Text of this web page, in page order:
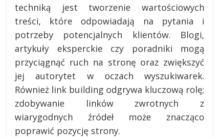
techniką jest tworzenie wartościowych
treści, które odpowiadają na pytania i
potrzeby potencjalnych klientów. Blogi,
artykuły eksperckie czy poradniki mogą
przyciągnąć ruch na stronę oraz zwiększyć
jej autorytet w oczach wyszukiwarek.
Również link building odgrywa kluczową rolę;
zdobywanie linków zwrotnych z
wiarygodnych źródeł może znacząco
poprawić pozycję strony.